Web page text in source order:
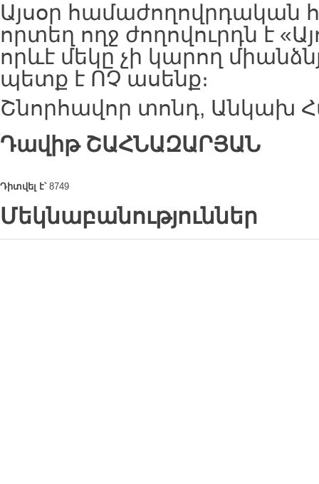
Այսօր համաժողովրդական
որտեղ ողջ ժողովուրդն է
որևէ մեկը չի կարող
պետք է ՈՉ ասենք։
Շնորհավոր տոնդ, Անկախ
Դավիթ ՇԱՀՆԱԶԱՐՅԱՆ
Դիտվել է՝8749
Մեկնաբանություններ